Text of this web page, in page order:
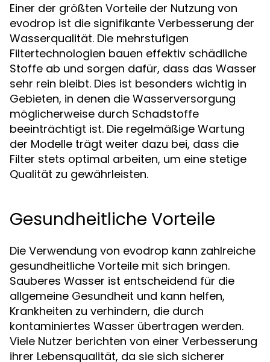
Einer der größten Vorteile der Nutzung von
evodrop ist die signifikante Verbesserung der
Wasserqualität. Die mehrstufigen
Filtertechnologien bauen effektiv schädliche
Stoffe ab und sorgen dafür, dass das Wasser
sehr rein bleibt. Dies ist besonders wichtig in
Gebieten, in denen die Wasserversorgung
möglicherweise durch Schadstoffe
beeinträchtigt ist. Die regelmäßige Wartung
der Modelle trägt weiter dazu bei, dass die
Filter stets optimal arbeiten, um eine stetige
Qualität zu gewährleisten.
Gesundheitliche Vorteile
Die Verwendung von evodrop kann zahlreiche
gesundheitliche Vorteile mit sich bringen.
Sauberes Wasser ist entscheidend für die
allgemeine Gesundheit und kann helfen,
Krankheiten zu verhindern, die durch
kontaminiertes Wasser übertragen werden.
Viele Nutzer berichten von einer Verbesserung
ihrer Lebensqualität, da sie sich sicherer